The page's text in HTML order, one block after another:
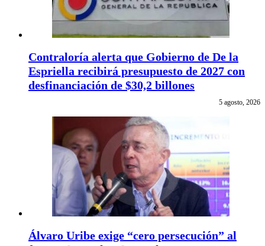
Contraloría alerta que Gobierno de De la
Espriella recibirá presupuesto de 2027 con
desfinanciación de $30,2 billones
5 agosto, 2026
Álvaro Uribe exige “cero persecución” al